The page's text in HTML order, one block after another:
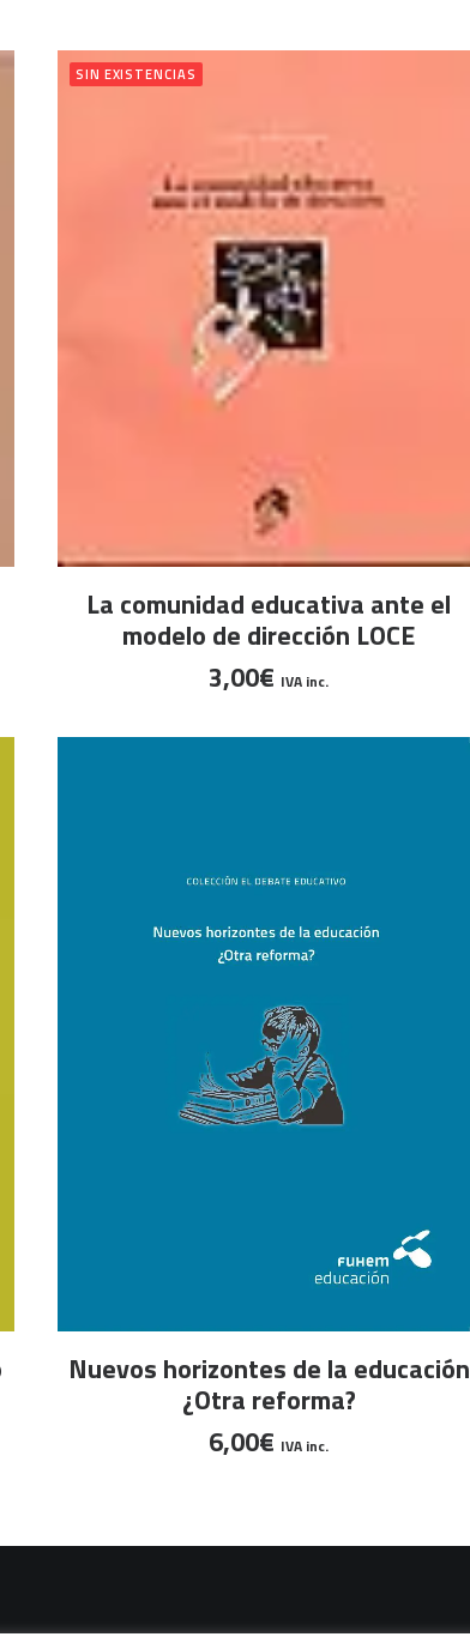
SIN EXISTENCIAS
LEER MÁS
La comunidad educativa ante el
modelo de dirección LOCE
3,00€ IVA inc.
AÑADIR AL CARRITO
Nuevos horizontes de la educación
¿Otra reforma?
6,00€ IVA inc.
|Política de cookies|Condiciones legales de venta